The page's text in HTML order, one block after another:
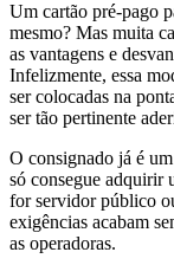
Um cartão pré-pago
mesmo? Mas muita
as vantagens e
Infelizmente, essa
ser colocadas na
ser tão pertinente
O consignado já é
só consegue adquirir
for servidor público
exigências acabam
as operadoras.